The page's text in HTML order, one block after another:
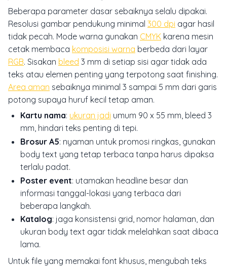
Beberapa parameter dasar sebaiknya selalu dipakai.
Resolusi gambar pendukung minimal 300 dpi agar hasil
tidak pecah. Mode warna gunakan CMYK karena mesin
cetak membaca komposisi warna berbeda dari layar
RGB. Sisakan bleed 3 mm di setiap sisi agar tidak ada
teks atau elemen penting yang terpotong saat finishing.
Area aman sebaiknya minimal 3 sampai 5 mm dari garis
potong supaya huruf kecil tetap aman.
Kartu nama: ukuran jadi umum 90 x 55 mm, bleed 3
mm, hindari teks penting di tepi.
Brosur A5: nyaman untuk promosi ringkas, gunakan
body text yang tetap terbaca tanpa harus dipaksa
terlalu padat.
Poster event: utamakan headline besar dan
informasi tanggal-lokasi yang terbaca dari
beberapa langkah.
Katalog: jaga konsistensi grid, nomor halaman, dan
ukuran body text agar tidak melelahkan saat dibaca
lama.
Untuk file yang memakai font khusus, mengubah teks